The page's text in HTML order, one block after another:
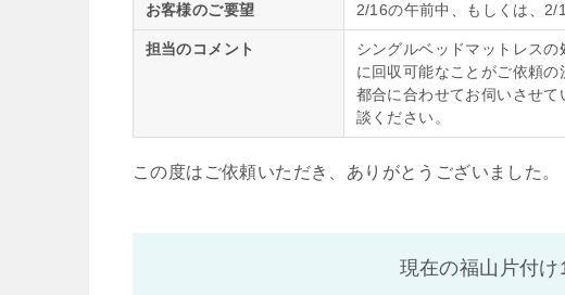
お客様のご要望 2/16の午前中、もしくは、2/
担当のコメント
シングルベッドマットレス
に回収可能なことがご依頼
都合に合わせてお伺いさせ
談ください。
この度はご依頼いただき、ありがとうございました。
現在の福山片付